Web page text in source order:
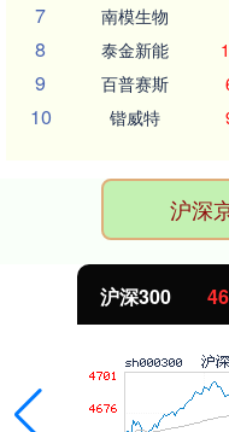
7 南模生物
8 泰金新能
9 百普赛斯
10 锴威特
沪深